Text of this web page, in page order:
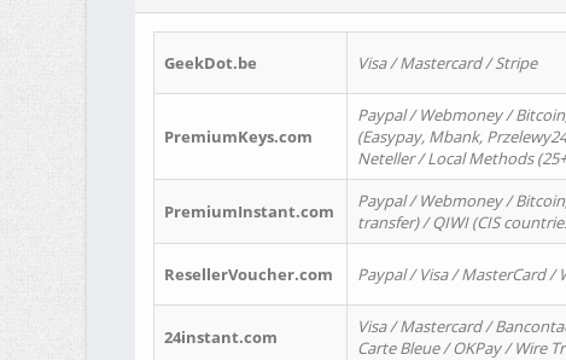
GeekDot.be Visa / Mastercard / Stripe
PremiumKeys.com
Paypal / Webmoney / Bitcoin,
(Easypay, Mbank,
Neteller / Local Methods
PremiumInstant.com
Paypal / Webmoney /
transfer) / QIWI (CIS
ResellerVoucher.com Paypal / Visa / MasterCard /
24instant.com
Visa / Mastercard /
Carte Bleue / OKPay / Wire